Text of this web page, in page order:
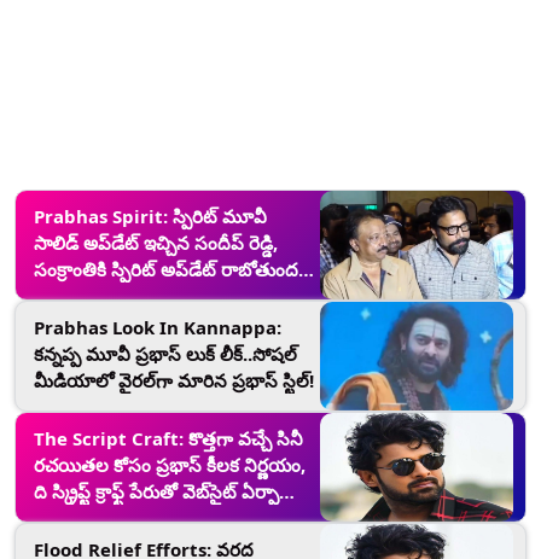
Prabhas Spirit: స్పిరిట్ మూవీ
సాలిడ్ అప్‌డేట్ ఇచ్చిన సందీప్ రెడ్డి,
సంక్రాంతికి స్పిరిట్ అప్‌డేట్ రాబోతుందని
గుడ్ న్యూస్ చెప్పిన దర్శకుడు...వీడియో
ఇదిగో
Prabhas Look In Kannappa:
కన్నప్ప మూవీ ప్రభాస్ లుక్ లీక్..సోషల్
మీడియాలో వైరల్‌గా మారిన ప్రభాస్ స్టిల్!
The Script Craft: కొత్తగా వచ్చే సినీ
రచయితల కోసం ప్రభాస్ కీలక నిర్ణయం,
ది స్క్రిప్ట్ క్రాఫ్ట్ పేరుతో వెబ్‌సైట్ ఏర్పాటు,
ఈ కాన్సెప్ట్ ఏంటంటే..
Flood Relief Efforts: వరద